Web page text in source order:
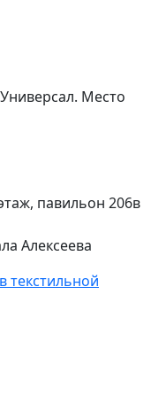
Место
павильон 206в
Алексеева
текстильной